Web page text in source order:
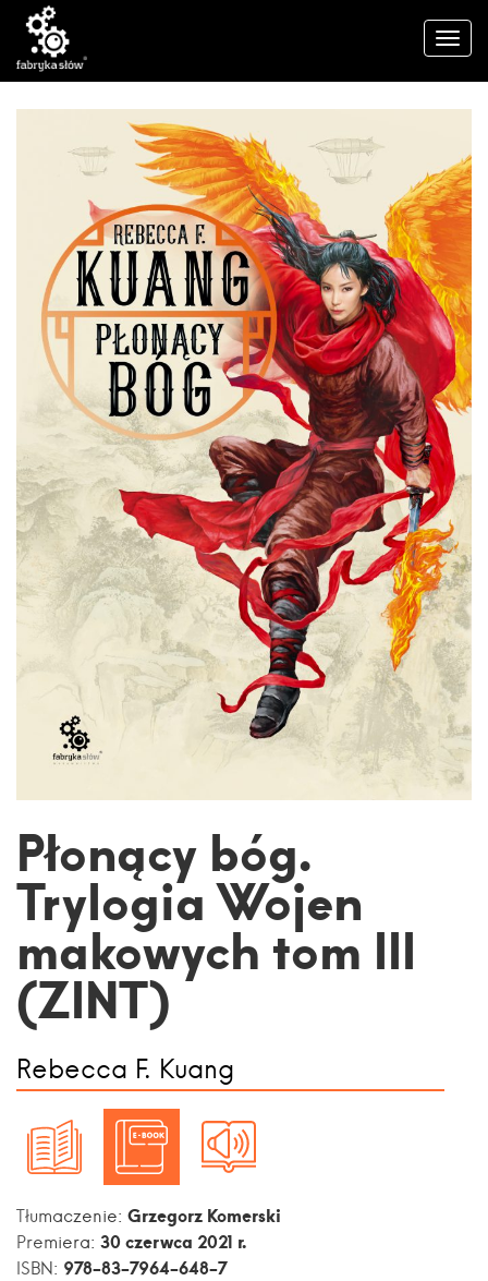
Płonący bóg.
Trylogia Wojen
makowych tom III
(ZINT)
Rebecca F. Kuang
Tłumaczenie: Grzegorz Komerski
Premiera: 30 czerwca 2021 r.
ISBN: 978-83-7964-648-7